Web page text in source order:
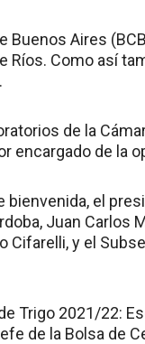
Buenos Aires
Ríos. Como así
de la
encargado de la
el
Juan Carlos
Cifarelli, y el
Trigo 2021/22:
de la Bolsa de